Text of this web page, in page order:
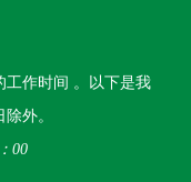
工作时间 。以下是我
外。
00